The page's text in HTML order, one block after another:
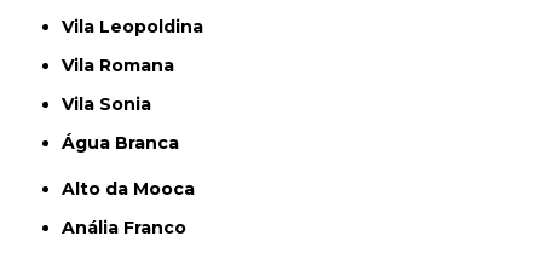
Vila Leopoldina
Vila Romana
Vila Sonia
Água Branca
Alto da Mooca
Anália Franco